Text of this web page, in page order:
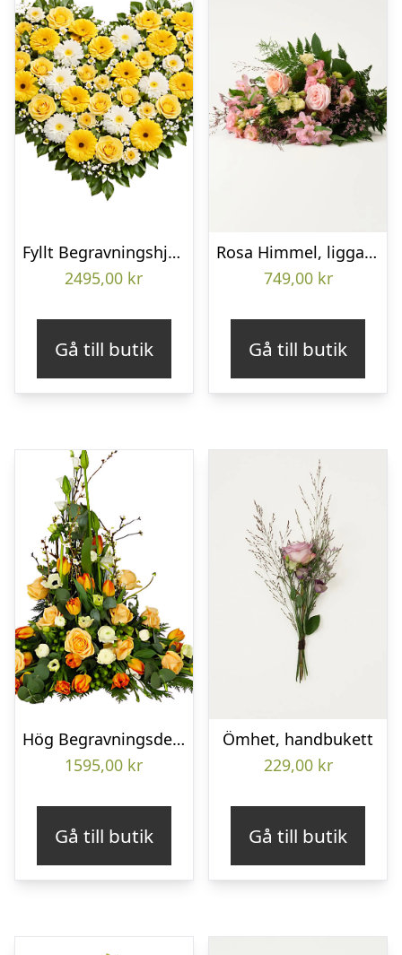
Fyllt Begravningshjärta
2495,00 kr
Gå till butik
Rosa Himmel, liggande bukett
749,00 kr
Gå till butik
Hög Begravningsdekoration
1595,00 kr
Gå till butik
Ömhet, handbukett
229,00 kr
Gå till butik